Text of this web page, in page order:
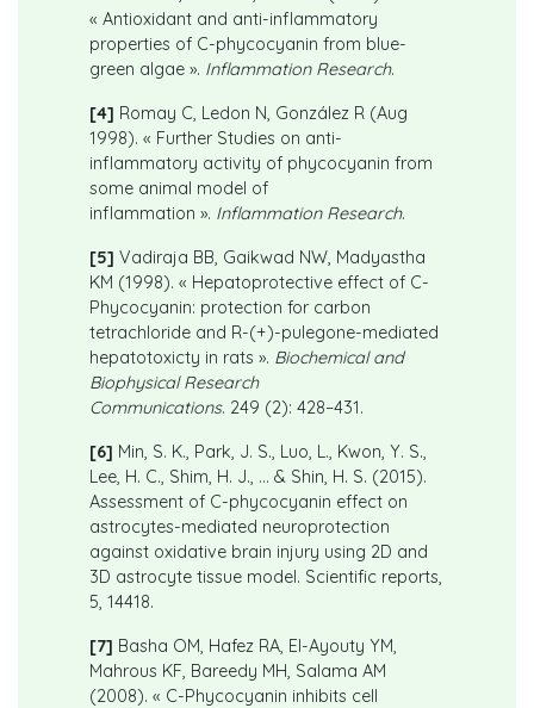
« Antioxidant and anti-inflammatory
properties of C-phycocyanin from blue-
green algae ». Inflammation Research.
[4] Romay C, Ledon N, González R (Aug
1998). « Further Studies on anti-
inflammatory activity of phycocyanin from
some animal model of
inflammation ». Inflammation Research.
[5] Vadiraja BB, Gaikwad NW, Madyastha
KM (1998). « Hepatoprotective effect of C-
Phycocyanin: protection for carbon
tetrachloride and R-(+)-pulegone-mediated
hepatotoxicty in rats ». Biochemical and
Biophysical Research
Communications. 249 (2): 428–431.
[6] Min, S. K., Park, J. S., Luo, L., Kwon, Y. S.,
Lee, H. C., Shim, H. J., … & Shin, H. S. (2015).
Assessment of C-phycocyanin effect on
astrocytes-mediated neuroprotection
against oxidative brain injury using 2D and
3D astrocyte tissue model. Scientific reports,
5, 14418.
[7] Basha OM, Hafez RA, El-Ayouty YM,
Mahrous KF, Bareedy MH, Salama AM
(2008). « C-Phycocyanin inhibits cell